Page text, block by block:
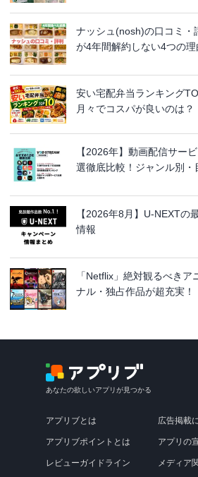
ナッシュ(nosh)の口コミ・
が4年間解約しない4つの理
安い宅配弁当ランキング
月々でコスパが良いのは？
【2026年】動画配信サー
選徹底比較！ジャンル別・
【2026年8月】U-NEXTの
情報
「Netflix」絶対観るべき
ナル・独占作品が超充実！
あなたの欲しいアプリが見つかる
アプリブとは
アプリブポイントとは
レビューガイドライン
広告掲載
アプリの
メディア